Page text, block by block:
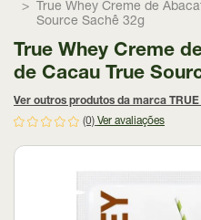
True Whey Creme de
Source Sachê 32g
True Whey Creme
de Cacau True
Ver outros produtos da marca TRUE
(0) Ver avaliações